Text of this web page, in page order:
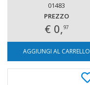
01483
PREZZO
€ 0,97
AGGIUNGI AL CARRELLO